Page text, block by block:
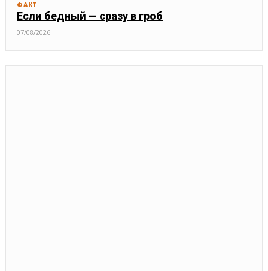
ФАКТ
Если бедный — сразу в гроб
07/08/2026